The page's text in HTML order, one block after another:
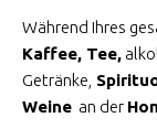
Während Ihres
Kaffee, Tee,
Getränke,
Weine an der